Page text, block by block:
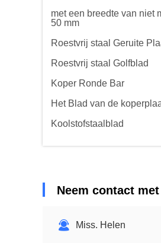
met een breedte van niet
50 mm
Roestvrij staal Geruite
Roestvrij staal Golfblad
Koper Ronde Bar
Het Blad van de
Koolstofstaalblad
Neem contact
Miss. Helen